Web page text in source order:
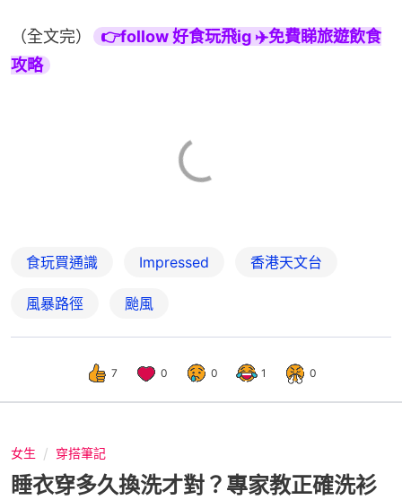
（全文完）
👉follow 好食玩飛ig ✈️免費睇旅遊飲食
攻略
食玩買通識 Impressed 香港天文台
風暴路徑 颱風
7 0 0 1 0
女生 穿搭筆記
睡衣穿多久換洗才對？專家教正確洗衫